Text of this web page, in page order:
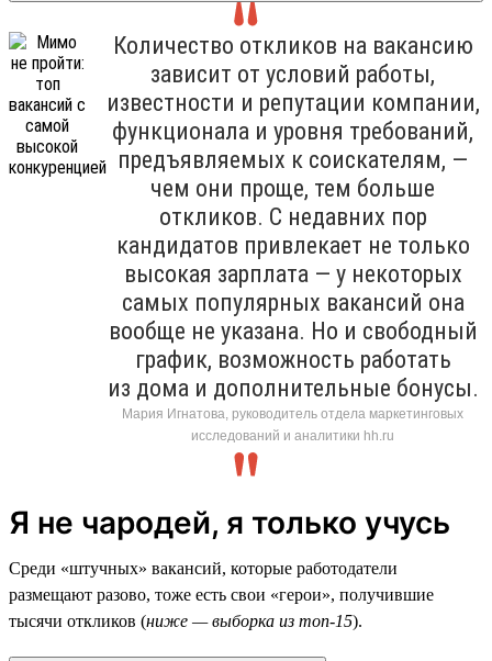
Количество откликов на вакансию
зависит от условий работы,
известности и репутации компании,
функционала и уровня требований,
предъявляемых к соискателям, —
чем они проще, тем больше
откликов. С недавних пор
кандидатов привлекает не только
высокая зарплата — у некоторых
самых популярных вакансий она
вообще не указана. Но и свободный
график, возможность работать
из дома и дополнительные бонусы.
Мария Игнатова, руководитель отдела маркетинговых
исследований и аналитики hh.ru
Я не чародей, я только учусь
Среди «штучных» вакансий, которые работодатели
размещают разово, тоже есть свои «герои», получившие
тысячи откликов (ниже — выборка из топ-15).